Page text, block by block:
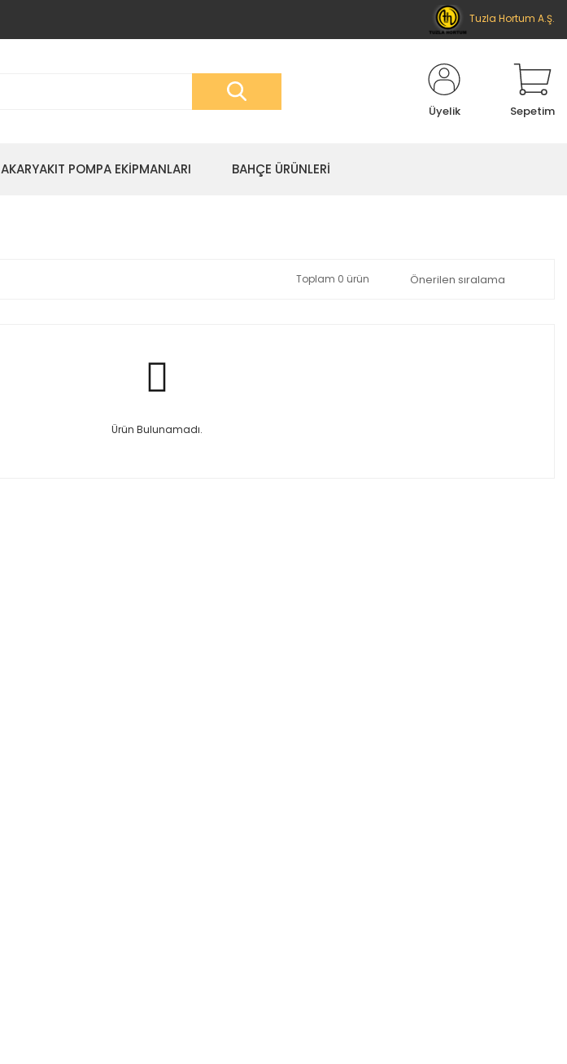
Tuzla Hortum A.Ş.
Üyelik Sepetim
AKARYAKIT POMPA EKİPMANLARI BAHÇE ÜRÜNLERİ
Toplam 0 ürün
Ürün Bulunamadı.